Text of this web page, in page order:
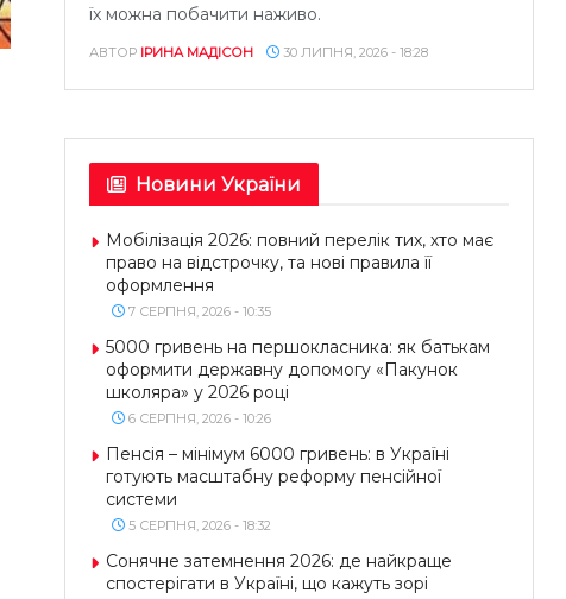
їх можна побачити наживо.
АВТОР ІРИНА МАДІСОН 30 ЛИПНЯ, 2026 - 18:28
Новини України
Мобілізація 2026: повний перелік тих, хто має
право на відстрочку, та нові правила її
оформлення
7 СЕРПНЯ, 2026 - 10:35
5000 гривень на першокласника: як батькам
оформити державну допомогу «Пакунок
школяра» у 2026 році
6 СЕРПНЯ, 2026 - 10:26
Пенсія – мінімум 6000 гривень: в Україні
готують масштабну реформу пенсійної
системи
5 СЕРПНЯ, 2026 - 18:32
Сонячне затемнення 2026: де найкраще
спостерігати в Україні, що кажуть зорі